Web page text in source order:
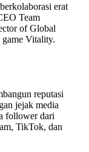
erat
Team
of Global
Vitality.
reputasi
jejak media
follower dari
TikTok, dan